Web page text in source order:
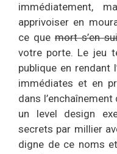
immédiatement,
apprivoiser en
ce quemort s’en
votre porte. Le jeu
publique en rendant
immédiates et en
dans
un level design
secrets par millier
digne de ce noms